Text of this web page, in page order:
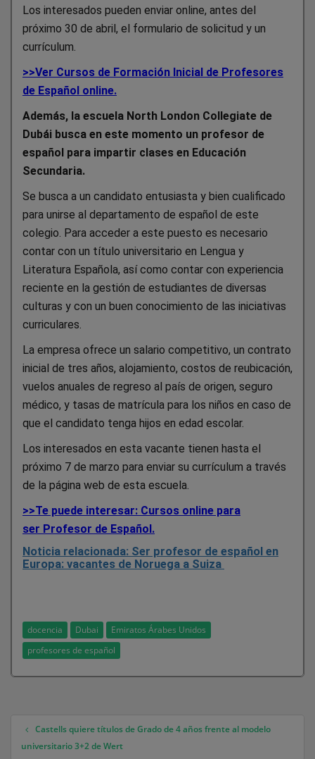
Los interesados pueden enviar online, antes del
próximo 30 de abril, el formulario de solicitud y un
currículum.
>>Ver Cursos de Formación Inicial de Profesores
de Español online.
Además, la escuela North London Collegiate de
Dubái busca en este momento un profesor de
español para impartir clases en Educación
Secundaria.
Se busca a un candidato entusiasta y bien cualificado
para unirse al departamento de español de este
colegio. Para acceder a este puesto es necesario
contar con un título universitario en Lengua y
Literatura Española, así como contar con experiencia
reciente en la gestión de estudiantes de diversas
culturas y con un buen conocimiento de las iniciativas
curriculares.
La empresa ofrece un salario competitivo, un contrato
inicial de tres años, alojamiento, costos de reubicación,
vuelos anuales de regreso al país de origen, seguro
médico, y tasas de matrícula para los niños en caso de
que el candidato tenga hijos en edad escolar.
Los interesados en esta vacante tienen hasta el
próximo 7 de marzo para enviar su currículum a través
de la página web de esta escuela.
>>Te puede interesar: Cursos online para
ser Profesor de Español.
Noticia relacionada: Ser profesor de español en
Europa: vacantes de Noruega a Suiza
docencia Dubai
Emiratos Árabes Unidos
profesores de español
Navegación de entradas
Castells quiere títulos de Grado de 4 años frente al modelo
universitario 3+2 de Wert